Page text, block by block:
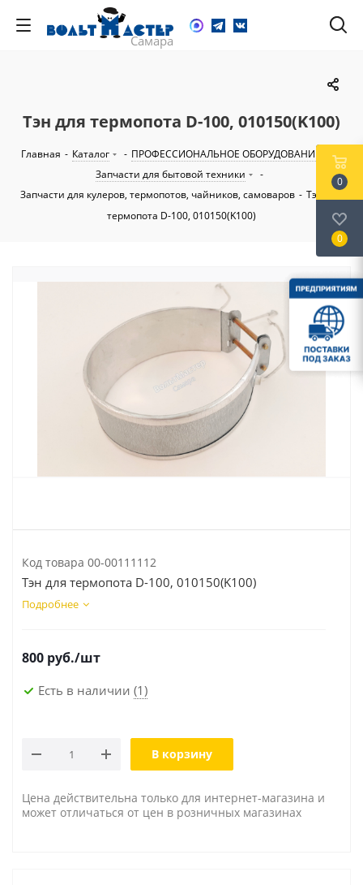
Тэн для термопота D-100, 010150(K100)
Главная - Каталог - ПРОФЕССИОНАЛЬНОЕ ОБОРУДОВАНИЕ
-
Запчасти для бытовой техники
-
Запчасти для кулеров, термопотов, чайников, самоваров - Тэн для
термопота D-100, 010150(K100)
Код товара 00-00111112
Тэн для термопота D-100, 010150(K100)
Подробнее
800 руб./шт
Есть в наличии (1)
В корзину
Цена действительна только для интернет-магазина и
может отличаться от цен в розничных магазинах
0
0